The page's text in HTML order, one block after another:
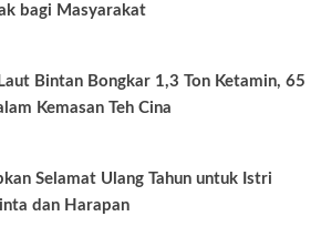
bagi Masyarakat
Bintan Bongkar 1,3 Ton Ketamin, 65
Kemasan Teh Cina
Selamat Ulang Tahun untuk Istri
dan Harapan